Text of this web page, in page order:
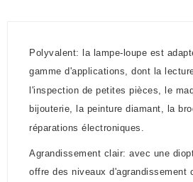
Polyvalent: la lampe-loupe est
gamme d'applications, dont la
l'inspection de petites pièces, le
bijouterie, la peinture diamant, la
réparations électroniques.
Agrandissement clair: avec une
offre des niveaux d'agrandissement